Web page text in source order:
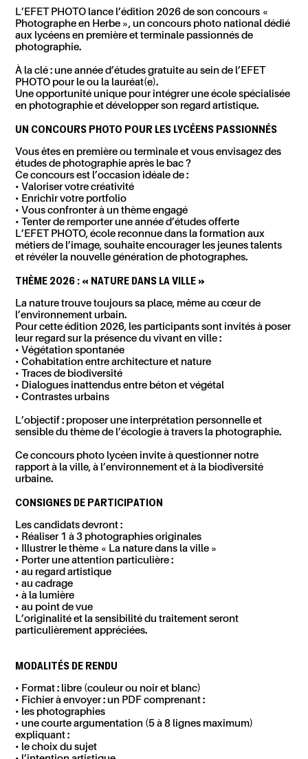
L’EFET PHOTO lance l’édition 2026 de son concours «
Photographe en Herbe », unconcours photo national dédié
aux lycéens en première et terminale passionnés de
photographie.
À la clé : une année d’études gratuite au sein de l’EFET
PHOTO pour le ou la lauréat(e).
Une opportunité unique pour intégrer une école spécialisée
en photographie et développer son regard artistique.
UN CONCOURS PHOTO POUR LES LYCÉENS PASSIONNÉS
Vous êtesen première ou terminale et vous envisagez des
études de photographie après le bac ?
Ce concours est l’occasion idéale de :
• Valoriser votre créativité
• Enrichir votre portfolio
• Vous confronter à un thème engagé
• Tenter de remporter une année d’études offerte
L’EFET PHOTO, école reconnue dans la formation aux
métiers de l’image, souhaite encourager les jeunes talents
et révéler la nouvelle génération de photographes.
THÈME 2026 : « NATURE DANS LA VILLE »
La nature trouve toujours sa place, même au cœur de
l’environnement urbain.
Pour cette édition 2026, les participants sont invités à poser
leur regard sur la présence du vivant en ville :
• Végétation spontanée
• Cohabitation entre architecture et nature
• Traces de biodiversité
• Dialogues inattendus entre béton et végétal
• Contrastes urbains
L’objectif : proposer une interprétation personnelle et
sensible du thème de l’écologie à travers la photographie.
Ce concours photo lycéen invite à questionner notre
rapport à la ville, à l’environnement et à la biodiversité
urbaine.
CONSIGNES DE PARTICIPATION
Les candidats devront :
• Réaliser 1 à 3 photographies originales
• Illustrer le thème « La nature dans la ville »
• Porter une attention particulière :
• au regard artistique
• au cadrage
• à la lumière
• au point de vue
L’originalité et la sensibilité du traitement seront
particulièrement appréciées.
MODALITÉS DE RENDU
• Format : libre (couleur ou noir et blanc)
• Fichier à envoyer: un PDF comprenant :
• les photographies
• une courte argumentation (5 à 8 lignes maximum)
expliquant :
• le choix du sujet